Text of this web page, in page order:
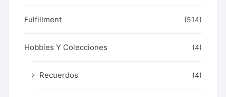
Fulfillment (514)
Hobbies Y Colecciones (4)
Recuerdos (4)